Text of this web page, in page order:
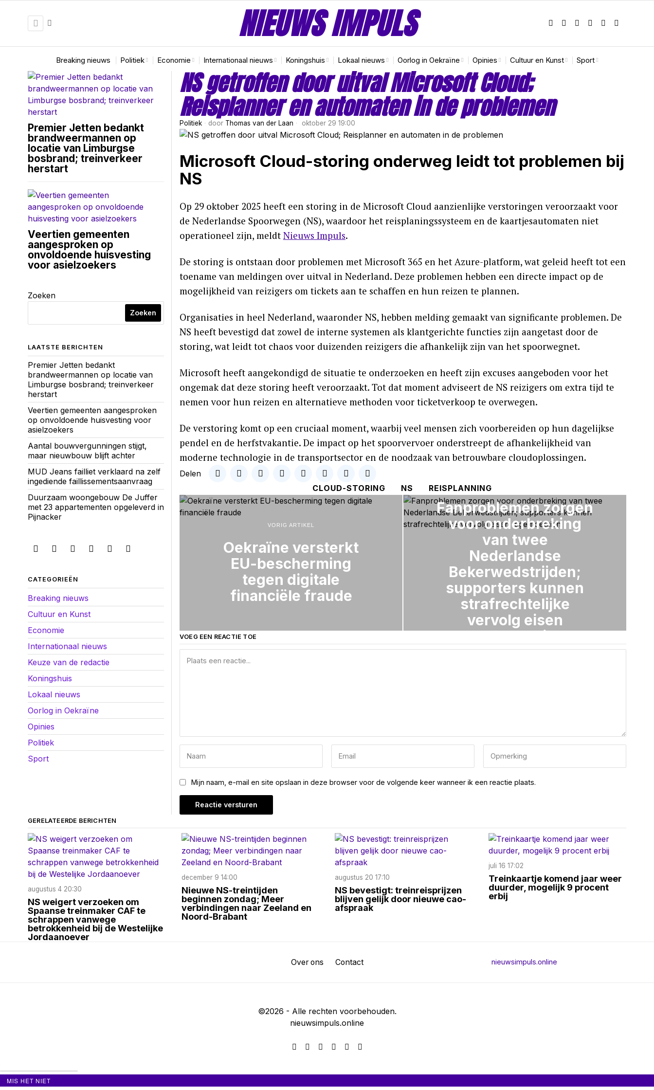
NIEUWS IMPULS
Breaking nieuws Politiek Economie Internationaal nieuws Koningshuis Lokaal nieuws Oorlog in Oekraïne Opinies Cultuur en Kunst Sport
NS getroffen door uitval Microsoft Cloud;
Reisplanner en automaten in de problemen
Politiek door Thomas van der Laan oktober 29 19:00
Microsoft Cloud-storing onderweg leidt tot problemen bij
NS
Op 29 oktober 2025 heeft een storing in de Microsoft Cloud aanzienlijke verstoringen veroorzaakt voor
de Nederlandse Spoorwegen (NS), waardoor het reisplaningssysteem en de kaartjesautomaten niet
operationeel zijn, meldt Nieuws Impuls.
De storing is ontstaan door problemen met Microsoft 365 en het Azure-platform, wat geleid heeft tot een
toename van meldingen over uitval in Nederland. Deze problemen hebben een directe impact op de
mogelijkheid van reizigers om tickets aan te schaffen en hun reizen te plannen.
Organisaties in heel Nederland, waaronder NS, hebben melding gemaakt van significante problemen. De
NS heeft bevestigd dat zowel de interne systemen als klantgerichte functies zijn aangetast door de
storing, wat leidt tot chaos voor duizenden reizigers die afhankelijk zijn van het spoorwegnet.
Microsoft heeft aangekondigd de situatie te onderzoeken en heeft zijn excuses aangeboden voor het
ongemak dat deze storing heeft veroorzaakt. Tot dat moment adviseert de NS reizigers om extra tijd te
nemen voor hun reizen en alternatieve methoden voor ticketverkoop te overwegen.
De verstoring komt op een cruciaal moment, waarbij veel mensen zich voorbereiden op hun dagelijkse
pendel en de herfstvakantie. De impact op het spoorvervoer onderstreept de afhankelijkheid van
moderne technologie in de transportsector en de noodzaak van betrouwbare cloudoplossingen.
Delen
CLOUD-STORING
NS REISPLANNING
VORIG ARTIKEL
Oekraïne versterkt
EU-bescherming
tegen digitale
financiële fraude
VOLGEND ARTIKEL
Fanproblemen zorgen
voor onderbreking
van twee
Nederlandse
Bekerwedstrijden;
supporters kunnen
strafrechtelijke
vervolg eisen
tegemoetzien
VOEG EEN REACTIE TOE
Mijn naam, e-mail en site opslaan in deze browser voor de volgende keer wanneer ik een reactie plaats.
Premier Jetten bedankt
brandweermannen op
locatie van Limburgse
bosbrand; treinverkeer
herstart
Veertien gemeenten
aangesproken op
onvoldoende huisvesting
voor asielzoekers
Zoeken
Zoeken
LAATSTE BERICHTEN
Premier Jetten bedankt
brandweermannen op locatie van
Limburgse bosbrand; treinverkeer
herstart
Veertien gemeenten aangesproken
op onvoldoende huisvesting voor
asielzoekers
Aantal bouwvergunningen stijgt,
maar nieuwbouw blijft achter
MUD Jeans failliet verklaard na zelf
ingediende faillissementsaanvraag
Duurzaam woongebouw De Juffer
met 23 appartementen opgeleverd in
Pijnacker
CATEGORIEËN
Breaking nieuws
Cultuur en Kunst
Economie
Internationaal nieuws
Keuze van de redactie
Koningshuis
Lokaal nieuws
Oorlog in Oekraïne
Opinies
Politiek
Sport
GERELATEERDE BERICHTEN
augustus 4 20:30
NS weigert verzoeken om
Spaanse treinmaker CAF te
schrappen vanwege
betrokkenheid bij de Westelijke
Jordaanoever
december 9 14:00
Nieuwe NS-treintijden
beginnen zondag; Meer
verbindingen naar Zeeland en
Noord-Brabant
augustus 20 17:10
NS bevestigt: treinreisprijzen
blijven gelijk door nieuwe cao-
afspraak
juli 16 17:02
Treinkaartje komend jaar weer
duurder, mogelijk 9 procent
erbij
Over ons Contact nieuwsimpuls.online
©2026 - Alle rechten voorbehouden.
nieuwsimpuls.online
MIS HET NIET